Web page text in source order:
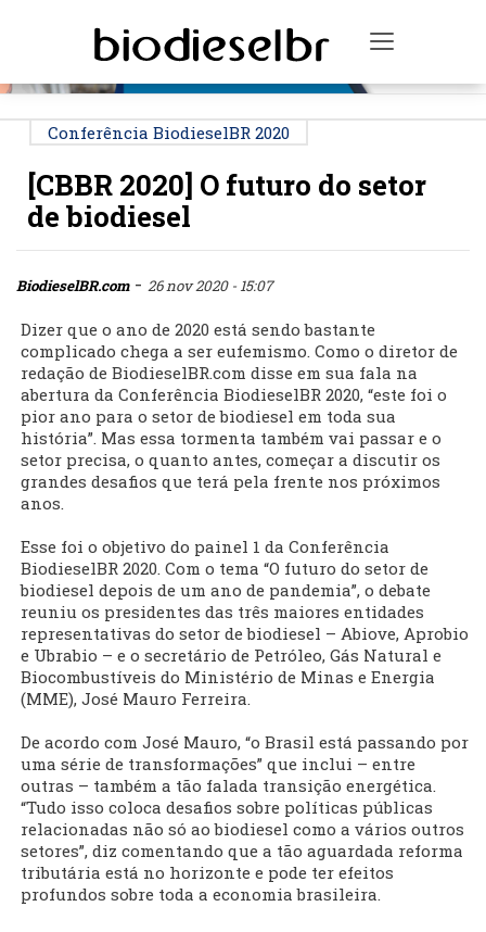
Toggle
Conferência BiodieselBR 2020
[CBBR 2020] O futuro do setor
de biodiesel
BiodieselBR.com- 26 nov 2020 - 15:07
Dizer que o ano de 2020 está sendo bastante
complicado chega a ser eufemismo. Como o diretor de
redação de BiodieselBR.com disse em sua fala na
abertura da Conferência BiodieselBR 2020, “este foi o
pior ano para o setor de biodiesel em toda sua
história”. Mas essa tormenta também vai passar e o
setor precisa, o quanto antes, começar a discutir os
grandes desafios que terá pela frente nos próximos
anos.
Esse foi o objetivo do painel 1 da Conferência
BiodieselBR 2020. Com o tema “O futuro do setor de
biodiesel depois de um ano de pandemia”, o debate
reuniu os presidentes das três maiores entidades
representativas do setor de biodiesel – Abiove, Aprobio
e Ubrabio – e o secretário de Petróleo, Gás Natural e
Biocombustíveis do Ministério de Minas e Energia
(MME), José Mauro Ferreira.
De acordo com José Mauro, “o Brasil está passando por
uma série de transformações” que inclui – entre
outras – também a tão falada transição energética.
“Tudo isso coloca desafios sobre políticas públicas
relacionadas não só ao biodiesel como a vários outros
setores”, diz comentando que a tão aguardada reforma
tributária está no horizonte e pode ter efeitos
profundos sobre toda a economia brasileira.